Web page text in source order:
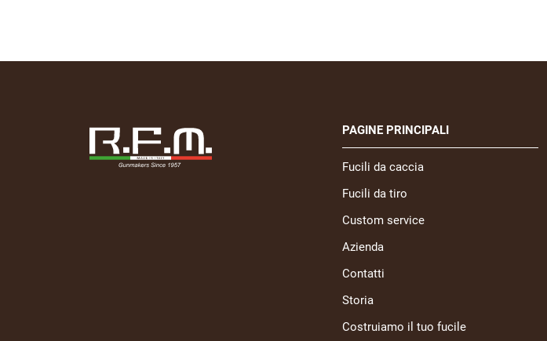
PAGINE PRINCIPALI
Fucili da caccia
Fucili da tiro
Custom service
Azienda
Contatti
Storia
Costruiamo il tuo fucile